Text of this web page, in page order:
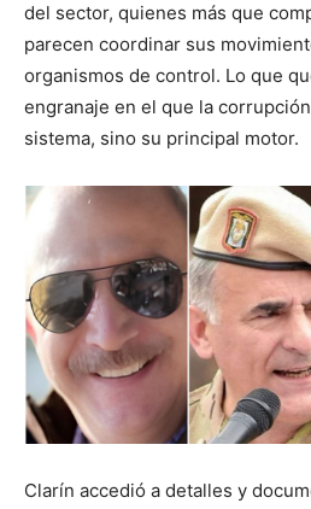
del sector, quienes más que
parecen coordinar sus
organismos de control. Lo que
engranaje en el que la
sistema, sino su principal motor.
Clarín accedió a detalles y